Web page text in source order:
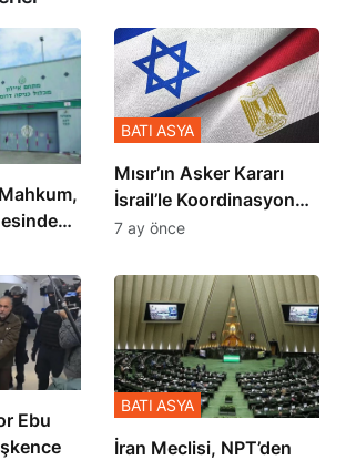
Mısır’ın Asker Kararı
İsrail’le Koordinasyon
İçinde Gerçekleşmiş
BATI ASYA
7 ay önce
Ebu
İran Meclisi, NPT’den
BATI ASYA